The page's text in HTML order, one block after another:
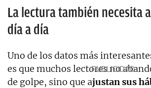
La lectura también necesita
día a día
Uno de los datos más
es que muchos lectores no
de golpe, sino que ajustan sus